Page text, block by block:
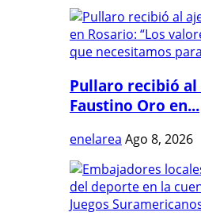
Pullaro recibió
Faustino Oro en...
enelarea Ago 8, 2026